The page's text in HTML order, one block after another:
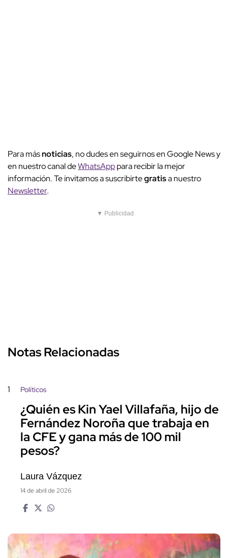
Para másnoticias, no dudes en seguirnos en Google News y
en nuestro canal deWhatsApppara recibir la mejor
información. Te invitamos a suscribirtegratisa nuestro
Newsletter.
▼ Publicidad
Notas Relacionadas
1 Políticos
¿Quién es Kin Yael Villafaña, hijo de
Fernández Noroña que trabaja en
la CFE y gana más de 100 mil
pesos?
Laura Vázquez
14 de abril de 2026